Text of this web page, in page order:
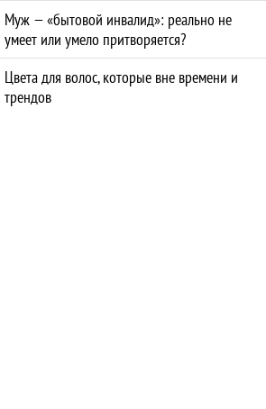
Муж — «бытовой инвалид»: реально не
умеет или умело притворяется?
Цвета для волос, которые вне времени и
трендов